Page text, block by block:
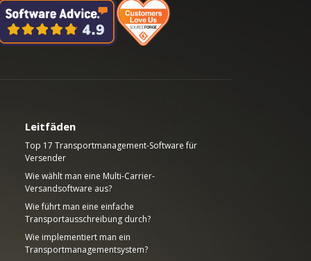
Leitfäden
Top 17 Transportmanagement-Software für
Versender
Wie wählt man eine Multi-Carrier-
Versandsoftware aus?
Wie führt man eine einfache
Transportausschreibung durch?
Wie implementiert man ein
Transportmanagementsystem?